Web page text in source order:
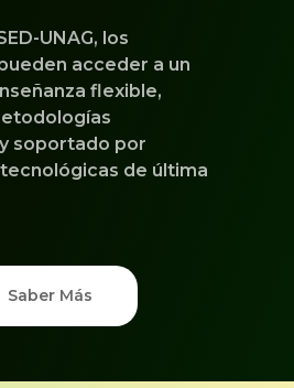
UNAG, los
acceder a un
flexible,
soportado por
de última
Saber Más